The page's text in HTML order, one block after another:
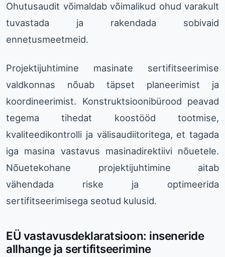
Ohutusaudit võimaldab võimalikud ohud varakult
tuvastada ja rakendada sobivaid
ennetusmeetmeid.
Projektijuhtimine masinate sertifitseerimise
valdkonnas nõuab täpset planeerimist ja
koordineerimist. Konstruktsioonibürood peavad
tegema tihedat koostööd tootmise,
kvaliteedikontrolli ja välisaudiitoritega, et tagada
iga masina vastavus masinadirektiivi nõuetele.
Nõuetekohane projektijuhtimine aitab
vähendada riske ja optimeerida
sertifitseerimisega seotud kulusid.
EÜ vastavusdeklaratsioon: inseneride
allhange ja sertifitseerimine